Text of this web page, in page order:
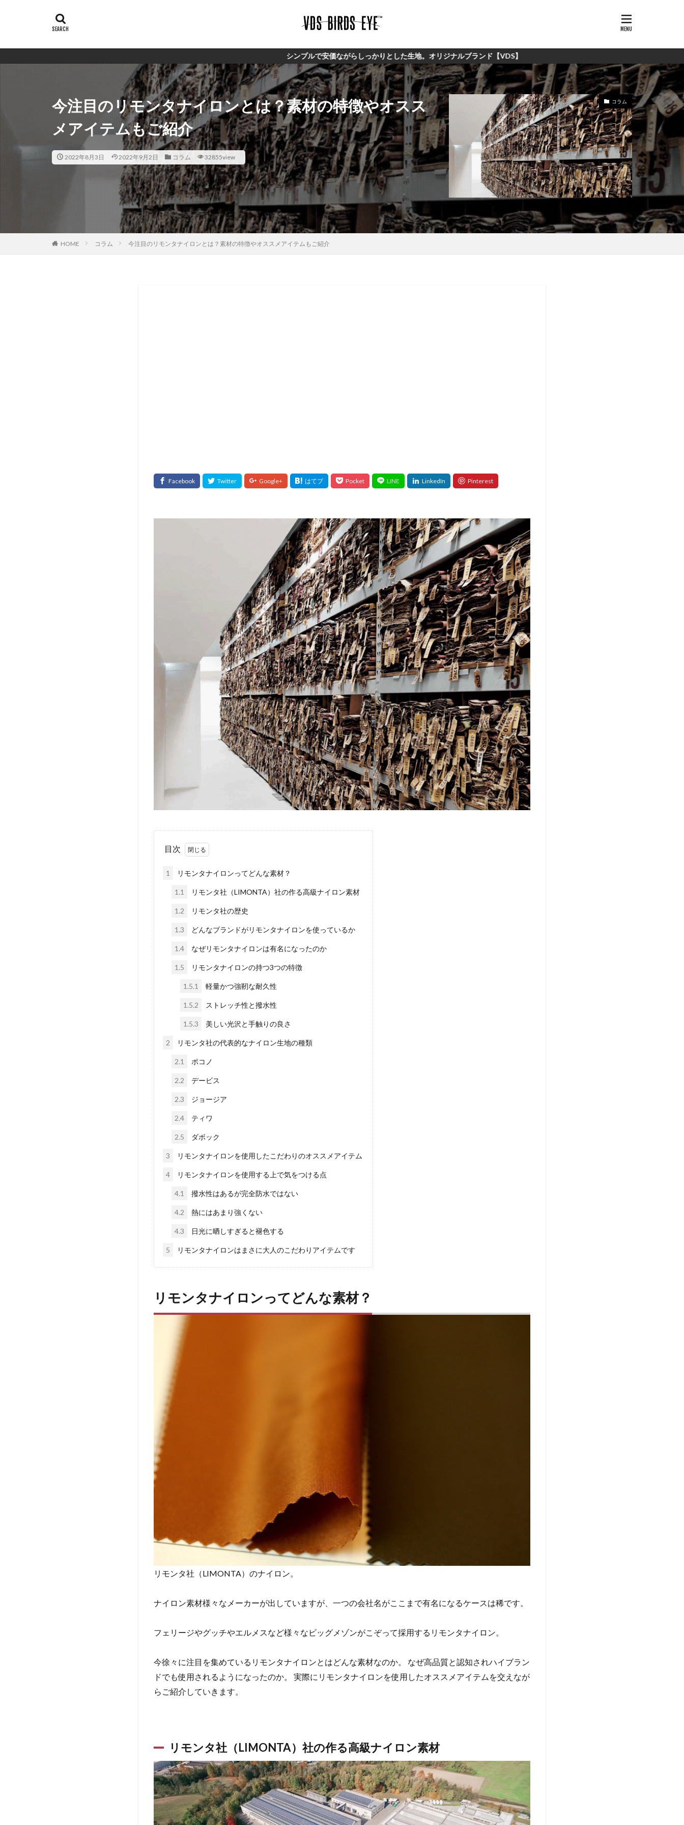
シンプルで安価ながらしっかりとした生地。オリジナルブランド【VDS】
今注目のリモンタナイロンとは？素材の特徴やオスス
メアイテムもご紹介
2022年8月3日 2022年9月2日 コラム 32855view
コラム
HOME コラム 今注目のリモンタナイロンとは？素材の特徴やオススメアイテムもご紹介
目次
1 リモンタナイロンってどんな素材？
1.1 リモンタ社（LIMONTA）社の作る高級ナイロン素材
1.2 リモンタ社の歴史
1.3 どんなブランドがリモンタナイロンを使っているか
1.4 なぜリモンタナイロンは有名になったのか
1.5 リモンタナイロンの持つ3つの特徴
1.5.1 軽量かつ強靭な耐久性
1.5.2 ストレッチ性と撥水性
1.5.3 美しい光沢と手触りの良さ
2 リモンタ社の代表的なナイロン生地の種類
2.1 ポコノ
2.2 デービス
2.3 ジョージア
2.4 ティワ
2.5 ダボック
3 リモンタナイロンを使用したこだわりのオススメアイテム
4 リモンタナイロンを使用する上で気をつける点
4.1 撥水性はあるが完全防水ではない
4.2 熱にはあまり強くない
4.3 日光に晒しすぎると褪色する
5 リモンタナイロンはまさに大人のこだわりアイテムです
リモンタナイロンってどんな素材？
リモンタ社（LIMONTA）のナイロン。
ナイロン素材様々なメーカーが出していますが、一つの会社名がここまで有名になるケースは稀です。
フェリージやグッチやエルメスなど様々なビッグメゾンがこぞって採用するリモンタナイロン。
今徐々に注目を集めているリモンタナイロンとはどんな素材なのか。 なぜ高品質と認知されハイブラン
ドでも使用されるようになったのか。 実際にリモンタナイロンを使用したオススメアイテムを交えなが
らご紹介していきます。
リモンタ社（LIMONTA）社の作る高級ナイロン素材